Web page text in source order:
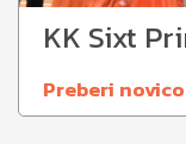
KK Sixt
Preberi novico